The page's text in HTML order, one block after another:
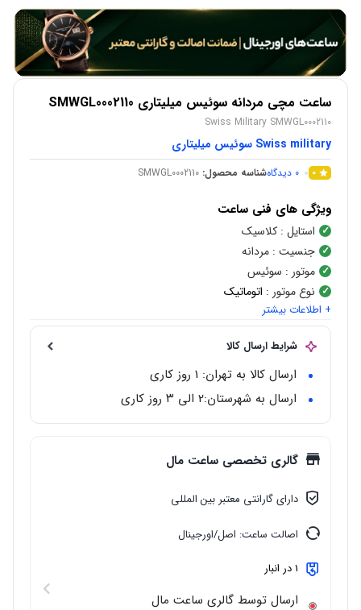
ساعت مچی مردانه سوئیس میلیتاری SMWGL0002110
Swiss Military SMWGL0002110
Swiss military سوئیس میلیتاری
0
0 دیدگاهشناسه محصول: SMWGL0002110
ویژگی های فنی ساعت
استایل : کلاسیک
جنسیت : مردانه
موتور : سوئیس
نوع موتور : اتوماتیک
شکل قاب:گرد
رنگ قاب:طلایی
جنس بند: استیل ضد زنگ
رنگ بند: طلایی
+ اطلاعات بیشتر
شرایط ارسال کالا
ارسال کالا به تهران: 1 روز کاری
ارسال به شهرستان:‌۲ الی ۳ روز کاری
گالری تخصصی ساعت مال
دارای گارانتی معتبر بین المللی
اصالت ساعت: اصل/اورجینال
1 در انبار
ارسال توسط گالری ساعت مال